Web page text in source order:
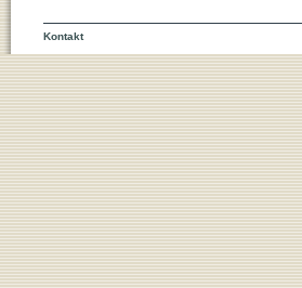
Kontakt